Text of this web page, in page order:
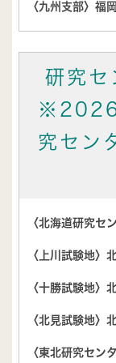
〈九州支部〉福
研究
※2026
究セン
〈北海道研究セ
〈上川試験地〉
〈十勝試験地〉
〈北見試験地〉
〈東北研究セン